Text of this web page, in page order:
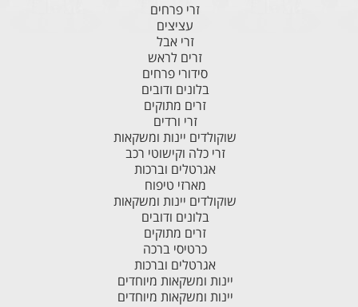
זרי פרחים
עציצים
זרי אבל
זרים לראש
סידורי פרחים
בלונים ודובים
זרים מתוקים
זרי ורדים
שוקולדים יינות ומשקאות
זרי כלה וקישוטי רכב
אגרטלים וברכות
מארזי טיפוח
שוקולדים יינות ומשקאות
בלונים ודובים
זרים מתוקים
כרטיסי ברכה
אגרטלים וברכות
יינות ומשקאות מיוחדים
יינות ומשקאות מיוחדים